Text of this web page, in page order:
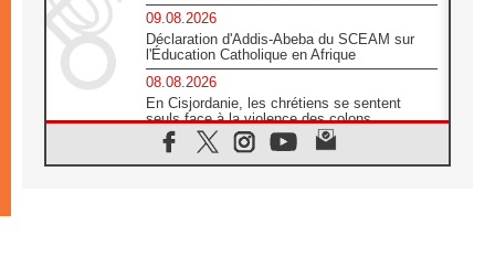
09.08.2026
Déclaration d'Addis-Abeba du SCEAM sur
l'Éducation Catholique en Afrique
08.08.2026
En Cisjordanie, les chrétiens se sentent
seuls face à la violence des colons
08.08.2026
Léon XIV au sanctuaire de Notre Dame du